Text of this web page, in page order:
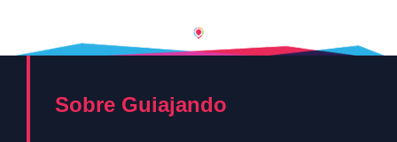
Sobre Guiajando